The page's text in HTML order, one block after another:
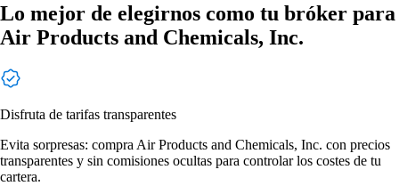
Lo mejor de elegirnos como tu bróker para
Air Products and Chemicals, Inc.
Disfruta de tarifas transparentes
Evita sorpresas: compra Air Products and Chemicals, Inc. con precios
transparentes y sin comisiones ocultas para controlar los costes de tu
cartera.